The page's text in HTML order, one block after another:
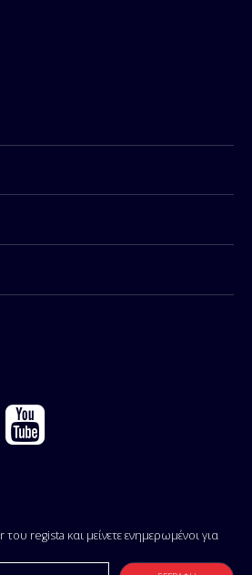
regista και μείνετε ενημερωμένοι για